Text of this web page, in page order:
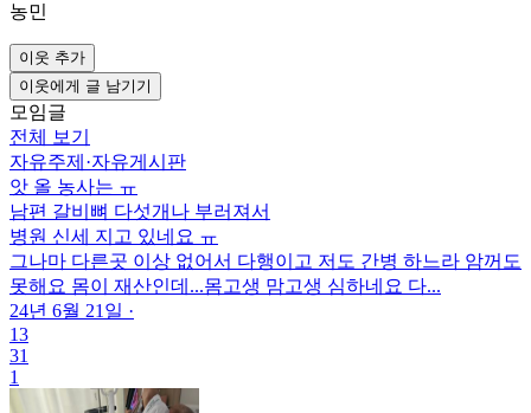
농민
이웃 추가
이웃에게 글 남기기
모임글
전체 보기
자유주제 ·자유게시판
앗 올 농사는 ㅠ
남편 갈비뼈 다섯개나 부러져서
병원 신세 지고 있네요 ㅠ
그나마 다른곳 이상 없어서 다행이고 저도 간병 하느라 암꺼도
못해요 몸이 재산인데...몸고생 맘고생 심하네요 다...
24년 6월 21일 ·
13
31
1